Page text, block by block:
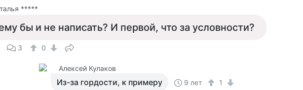
*****
бы и не написать? И первой, что за условности?
3 0
Алексей Кулаков
Из-за гордости, к примеру 9 лет 1